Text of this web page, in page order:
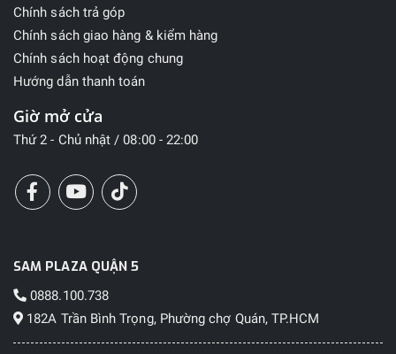
Chính sách trả góp
Chính sách giao hàng & kiểm hàng
Chính sách hoạt động chung
Hướng dẫn thanh toán
Giờ mở cửa
Thứ 2 - Chủ nhật / 08:00 - 22:00
SAM PLAZA QUẬN 5
0888.100.738
182A Trần Bình Trọng, Phường chợ Quán, TP.HCM